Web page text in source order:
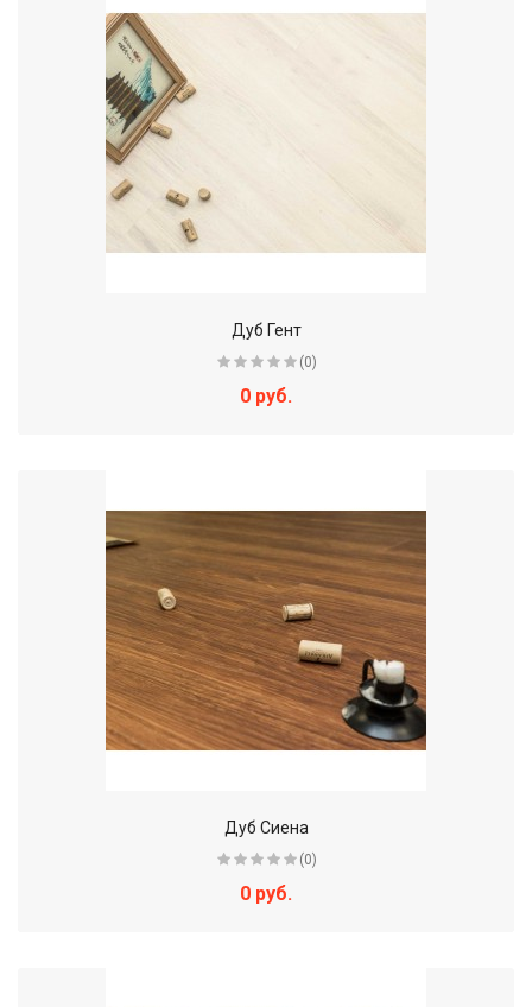
Дуб Гент
(0)
0 руб.
Дуб Сиена
(0)
0 руб.